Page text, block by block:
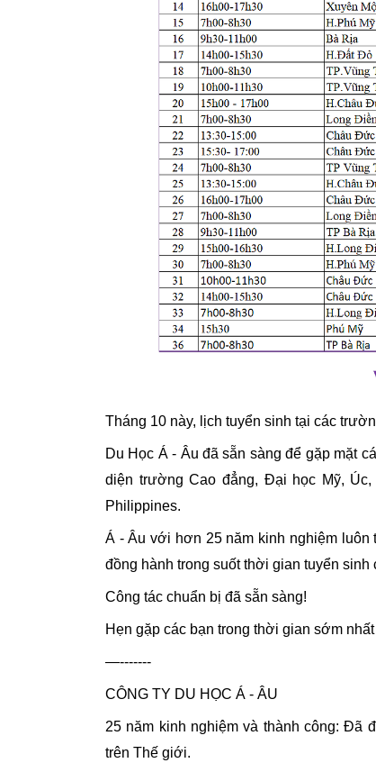
Tháng 10 này, lịch tuyển sinh tại các
Du Học Á - Âu đã sẵn sàng để gặp mặt
diện trường Cao đẳng, Đại học Mỹ, Úc,
Philippines.
Á - Âu với hơn 25 năm kinh nghiệm
đồng hành trong suốt thời gian tuyển sinh
Công tác chuẩn bị đã sẵn sàng!
Hẹn gặp các bạn trong thời gian sớm nhất
—-------
CÔNG TY DU HỌC Á - ÂU
25 năm kinh nghiệm và thành công: Đã
trên Thế giới.